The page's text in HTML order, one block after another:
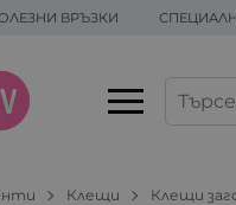
ВРЪЗКИ
Клещи Клещи